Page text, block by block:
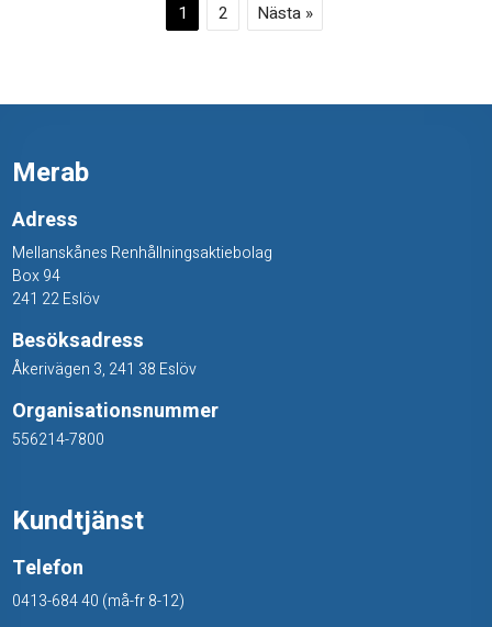
1 2 Nästa »
Merab
Adress
Mellanskånes Renhållningsaktiebolag
Box 94
241 22 Eslöv
Besöksadress
Åkerivägen 3, 241 38 Eslöv
Organisationsnummer
556214-7800
Kundtjänst
Telefon
0413-684 40 (må-fr 8-12)